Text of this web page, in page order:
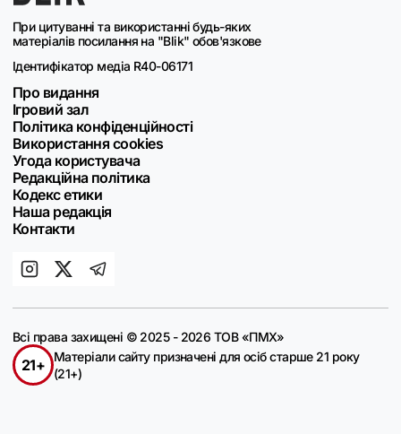
При цитуванні та використанні будь-яких
матеріалів посилання на "Blik" обов'язкове
Ідентифікатор медіа R40-06171
Про видання
Ігровий зал
Політика конфіденційності
Використання cookies
Угода користувача
Редакційна політика
Кодекс етики
Наша редакція
Контакти
Всі права захищені © 2025 - 2026 ТОВ «ПМХ»
21+
Матеріали сайту призначені для осіб старше 21 року
(21+)